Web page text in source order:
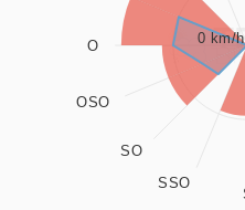
The chart has 1 Y axis
SSO
SO
OSO
O 0 km/h